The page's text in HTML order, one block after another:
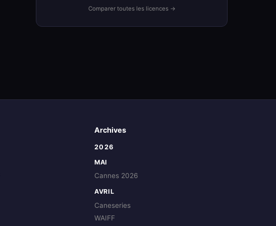
Comparer toutes les licences →
Archives
2026
MAI
Cannes 2026
AVRIL
Caneseries
WAIFF